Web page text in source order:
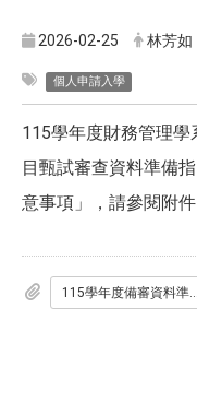
2026-02-25 林芳如
個人申請入學
115學年度財務管理
目甄試審查資料準備
意事項」，請參閱附件
115學年度備審資料準備指引-政大財務管理學系-公告.pdf